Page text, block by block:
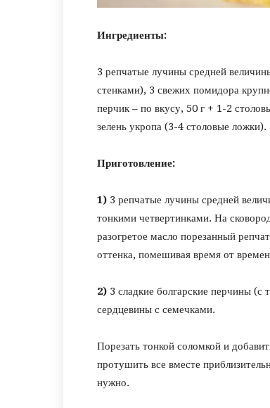
Ингредиенты:
3 репчатые лучины средней
стенками), 3 свежих помидора
перчик – по вкусу, 50 г + 1-2
зелень укропа (3-4 столовые ложки).
Приготовление:
1) 3 репчатые лучины средней
тонкими четвертинками. На
разогретое масло порезанный
оттенка, помешивая время от
2) 3 сладкие болгарские перчины
сердцевины с семечками.
Порезать тонкой соломкой и
протушить все вместе
нужно.